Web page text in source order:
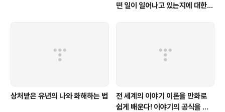
떤 일이 일어나고 있는지에 대한
상처받은 유년의 나와 화해하는 법
전 세계의 이야기 이론을 만화로
쉽게 배운다! 이야기의 공식을 따